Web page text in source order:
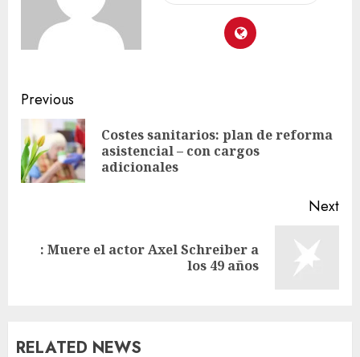
Previous
Costes sanitarios: plan de reforma
asistencial – con cargos
adicionales
Next
: Muere el actor Axel Schreiber a
los 49 años
RELATED NEWS